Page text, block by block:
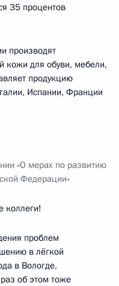
35 процентов
производят
кожи для обуви, мебели,
продукцию
Испании, Франции
и «О мерах по развитию
Федерации»
коллеги!
проблем
в лёгкой
в Вологде,
об этом тоже